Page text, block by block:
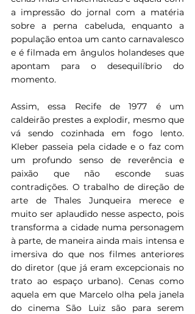
a impressão do jornal com a matéria
sobre a perna cabeluda, enquanto a
população entoa um canto carnavalesco
e é filmada em ângulos holandeses que
apontam para o desequilíbrio do
momento.
Assim, essa Recife de 1977 é um
caldeirão prestes a explodir, mesmo que
vá sendo cozinhada em fogo lento.
Kleber passeia pela cidade e o faz com
um profundo senso de reverência e
paixão que não esconde suas
contradições. O trabalho de direção de
arte de Thales Junqueira merece e
muito ser aplaudido nesse aspecto, pois
transforma a cidade numa personagem
à parte, de maneira ainda mais intensa e
imersiva do que nos filmes anteriores
do diretor (que já eram excepcionais no
trato ao espaço urbano). Cenas como
aquela em que Marcelo olha pela janela
do cinema São Luiz são para serem